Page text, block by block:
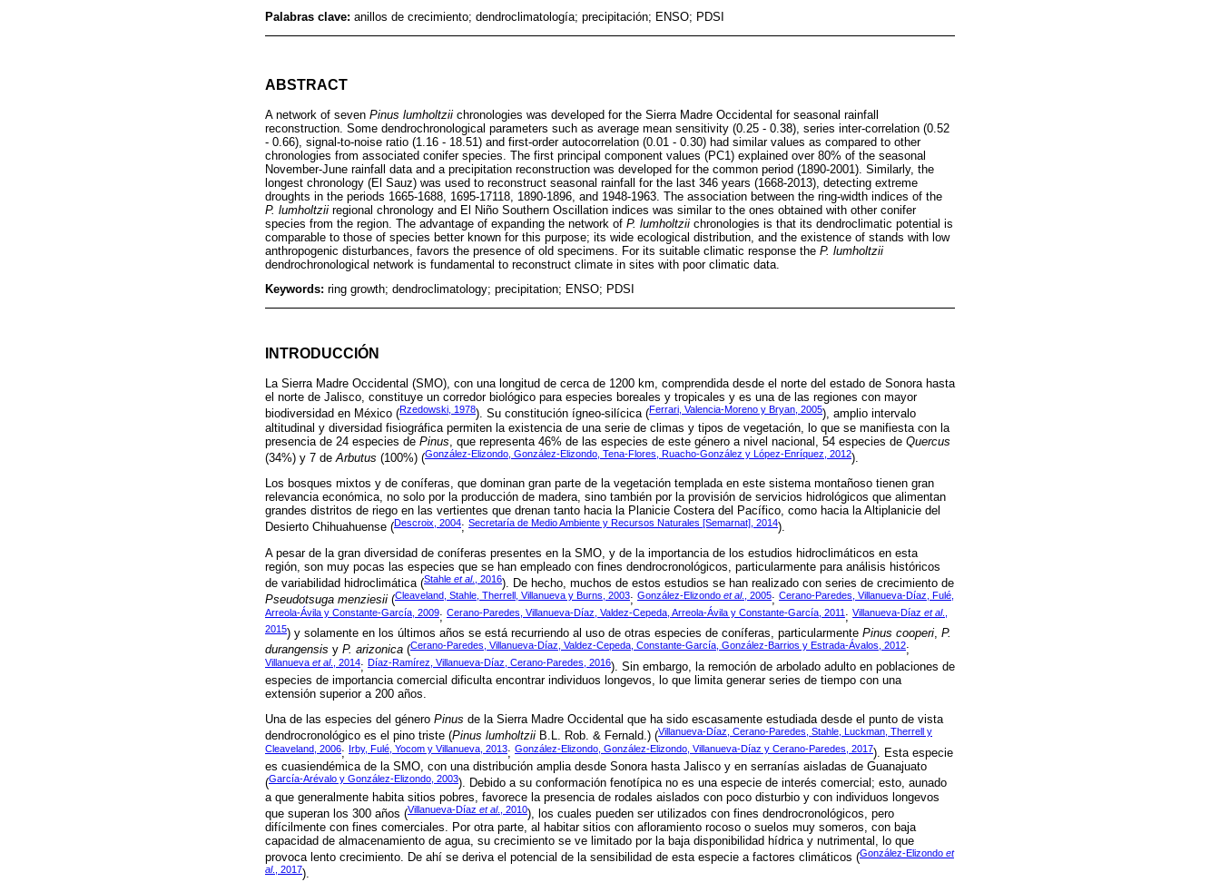
Palabras clave: anillos de crecimiento; dendroclimatología; precipitación; ENSO; PDSI
ABSTRACT
A network of seven Pinus lumholtzii chronologies was developed for the Sierra Madre Occidental for seasonal rainfall
reconstruction. Some dendrochronological parameters such as average mean sensitivity (0.25 - 0.38), series inter-correlation (0.52
- 0.66), signal-to-noise ratio (1.16 - 18.51) and first-order autocorrelation (0.01 - 0.30) had similar values as compared to other
chronologies from associated conifer species. The first principal component values (PC1) explained over 80% of the seasonal
November-June rainfall data and a precipitation reconstruction was developed for the common period (1890-2001). Similarly, the
longest chronology (El Sauz) was used to reconstruct seasonal rainfall for the last 346 years (1668-2013), detecting extreme
droughts in the periods 1665-1688, 1695-17118, 1890-1896, and 1948-1963. The association between the ring-width indices of the
P. lumholtzii regional chronology and El Niño Southern Oscillation indices was similar to the ones obtained with other conifer
species from the region. The advantage of expanding the network of P. lumholtzii chronologies is that its dendroclimatic potential is
comparable to those of species better known for this purpose; its wide ecological distribution, and the existence of stands with low
anthropogenic disturbances, favors the presence of old specimens. For its suitable climatic response the P. lumholtzii
dendrochronological network is fundamental to reconstruct climate in sites with poor climatic data.
Keywords: ring growth; dendroclimatology; precipitation; ENSO; PDSI
INTRODUCCIÓN
La Sierra Madre Occidental (SMO), con una longitud de cerca de 1200 km, comprendida desde el norte del estado de Sonora hasta
el norte de Jalisco, constituye un corredor biológico para especies boreales y tropicales y es una de las regiones con mayor
biodiversidad en México (Rzedowski, 1978). Su constitución ígneo-silícica (Ferrari, Valencia-Moreno y Bryan, 2005), amplio intervalo
altitudinal y diversidad fisiográfica permiten la existencia de una serie de climas y tipos de vegetación, lo que se manifiesta con la
presencia de 24 especies de Pinus , que representa 46% de las especies de este género a nivel nacional, 54 especies de Quercus
(34%) y 7 deArbutus (100%) (González-Elizondo, González-Elizondo, Tena-Flores, Ruacho-González y López-Enríquez, 2012).
Los bosques mixtos y de coníferas, que dominan gran parte de la vegetación templada en este sistema montañoso tienen gran
relevancia económica, no solo por la producción de madera, sino también por la provisión de servicios hidrológicos que alimentan
grandes distritos de riego en las vertientes que drenan tanto hacia la Planicie Costera del Pacífico, como hacia la Altiplanicie del
Desierto Chihuahuense (Descroix, 2004; Secretaría de Medio Ambiente y Recursos Naturales [Semarnat], 2014).
A pesar de la gran diversidad de coníferas presentes en la SMO, y de la importancia de los estudios hidroclimáticos en esta
región, son muy pocas las especies que se han empleado con fines dendrocronológicos, particularmente para análisis históricos
de variabilidad hidroclimática (Stahle et al., 2016). De hecho, muchos de estos estudios se han realizado con series de crecimiento de
Pseudotsuga menziesii (Cleaveland, Stahle, Therrell, Villanueva y Burns, 2003; González-Elizondo et al., 2005; Cerano-Paredes, Villanueva-Díaz, Fulé,
Arreola-Ávila y Constante-García, 2009; Cerano-Paredes, Villanueva-Díaz, Valdez-Cepeda, Arreola-Ávila y Constante-García, 2011 ; Villanueva-Díaz et al.,
2015) y solamente en los últimos años se está recurriendo al uso de otras especies de coníferas, particularmente Pinus cooperi, P.
durangensis y P. arizonica (Cerano-Paredes, Villanueva-Díaz, Valdez-Cepeda, Constante-García, González-Barrios y Estrada-Ávalos, 2012;
Villanueva et al., 2014; Díaz-Ramírez, Villanueva-Díaz, Cerano-Paredes, 2016). Sin embargo, la remoción de arbolado adulto en poblaciones de
especies de importancia comercial dificulta encontrar individuos longevos, lo que limita generar series de tiempo con una
extensión superior a 200 años.
Una de las especies del género Pinus de la Sierra Madre Occidental que ha sido escasamente estudiada desde el punto de vista
dendrocronológico es el pino triste (Pinus lumholtzii B.L. Rob. & Fernald.) (Villanueva-Díaz, Cerano-Paredes, Stahle, Luckman, Therrell y
Cleaveland, 2006; Irby, Fulé, Yocom y Villanueva, 2013; González-Elizondo, González-Elizondo, Villanueva-Díaz y Cerano-Paredes, 2017). Esta especie
es cuasiendémica de la SMO, con una distribución amplia desde Sonora hasta Jalisco y en serranías aisladas de Guanajuato
(García-Arévalo y González-Elizondo, 2003). Debido a su conformación fenotípica no es una especie de interés comercial; esto, aunado
a que generalmente habita sitios pobres, favorece la presencia de rodales aislados con poco disturbio y con individuos longevos
que superan los 300 años (Villanueva-Díaz et al., 2010), los cuales pueden ser utilizados con fines dendrocronológicos, pero
difícilmente con fines comerciales. Por otra parte, al habitar sitios con afloramiento rocoso o suelos muy someros, con baja
capacidad de almacenamiento de agua, su crecimiento se ve limitado por la baja disponibilidad hídrica y nutrimental, lo que
provoca lento crecimiento. De ahí se deriva el potencial de la sensibilidad de esta especie a factores climáticos (González-Elizondo et
al., 2017).